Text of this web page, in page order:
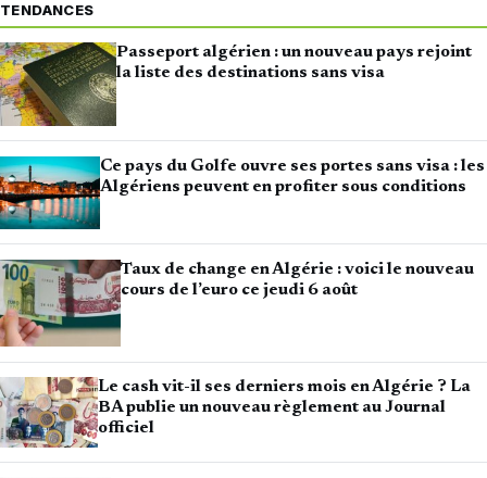
TENDANCES
Passeport algérien : un nouveau pays rejoint
la liste des destinations sans visa
Ce pays du Golfe ouvre ses portes sans visa : les
Algériens peuvent en profiter sous conditions
Taux de change en Algérie : voici le nouveau
cours de l’euro ce jeudi 6 août
Le cash vit-il ses derniers mois en Algérie ? La
BA publie un nouveau règlement au Journal
officiel